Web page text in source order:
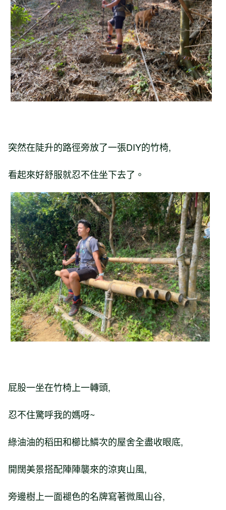
突然在陡升的路徑旁放了一張DIY的竹椅,
看起來好舒服就忍不住坐下去了。
屁股一坐在竹椅上一轉頭,
忍不住驚呼我的媽呀~
綠油油的稻田和櫛比鱗次的屋舍全盡收眼底,
開闊美景搭配陣陣襲來的涼爽山風,
旁邊樹上一面褪色的名牌寫著微風山谷,